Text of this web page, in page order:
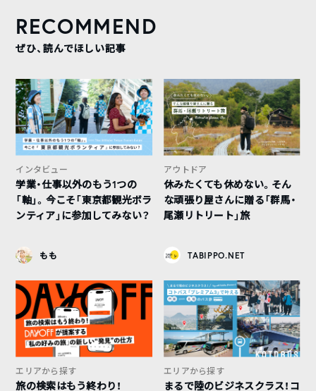
RECOMMEND
ぜひ、読んでほしい記事
インタビュー
学業・仕事以外のもう1つの
「軸」。今こそ「東京都観光ボラ
ンティア」に参加してみない？
もも
アウトドア
休みたくても休めない。そん
な頑張り屋さんに贈る「群馬・
尾瀬リトリート」旅
TABIPPO.NET
エリアから探す
旅の検索はもう終わり！
エリアから探す
まるで陸のビジネスクラス！コ